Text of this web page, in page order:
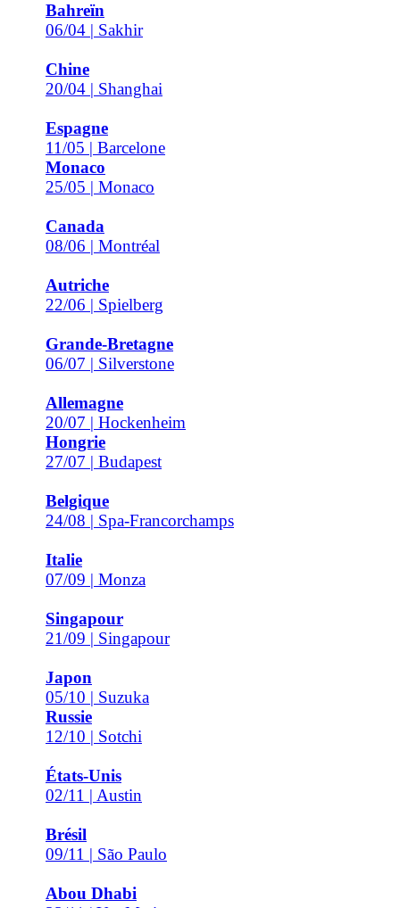
Bahreïn
06/04 | Sakhir
Chine
20/04 | Shanghai
Espagne
11/05 | Barcelone
Monaco
25/05 | Monaco
Canada
08/06 | Montréal
Autriche
22/06 | Spielberg
Grande-Bretagne
06/07 | Silverstone
Allemagne
20/07 | Hockenheim
Hongrie
27/07 | Budapest
Belgique
24/08 | Spa-Francorchamps
Italie
07/09 | Monza
Singapour
21/09 | Singapour
Japon
05/10 | Suzuka
Russie
12/10 | Sotchi
États-Unis
02/11 | Austin
Brésil
09/11 | São Paulo
Abou Dhabi